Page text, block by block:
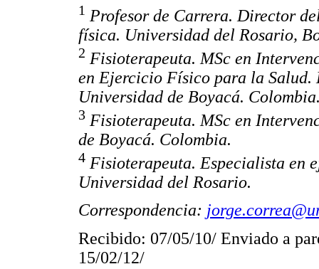
1 Profesor de Carrera. Director
física. Universidad del Rosario,
2 Fisioterapeuta. MSc en
en Ejercicio Físico para la Salud.
Universidad de Boyacá.
3 Fisioterapeuta. MSc en
de Boyacá. Colombia.
4 Fisioterapeuta. Especialista en
Universidad del Rosario.
Correspondencia:
Recibido: 07/05/10/ Enviado a
15/02/12/